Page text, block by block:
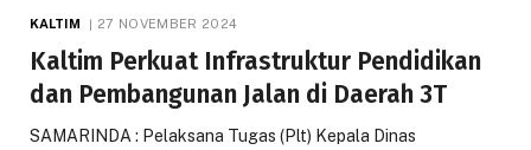
KALTIM 27 NOVEMBER 2024
Kaltim Perkuat Infrastruktur Pendidikan
dan Pembangunan Jalan di Daerah 3T
SAMARINDA : Pelaksana Tugas (Plt) Kepala Dinas